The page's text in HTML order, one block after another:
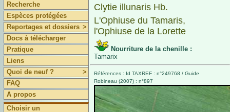
Recherche
Espèces protégées
Reportages et dossiers >
Docs à télécharger
Pratique
Liens
Quoi de neuf ?
>
FAQ
A propos
Choisir un
Clytie illunaris Hb.
L'Ophiuse du Tamaris,
l'Ophiuse de la Lorette
Nourriture de la chenille :
Tamarix
Références : Id TAXREF : n°249768 / Guide
Robineau (2007) : n°897